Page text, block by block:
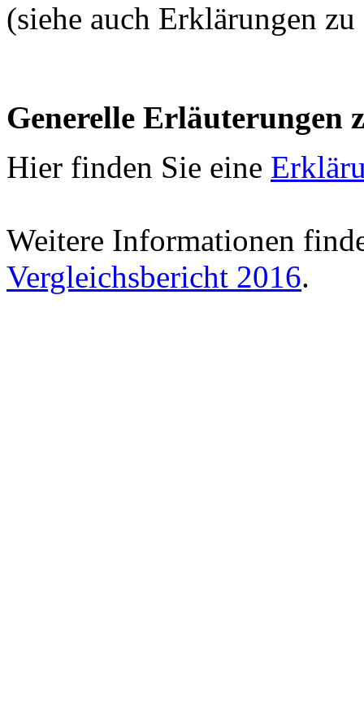
(siehe auch Erklärungen
Generelle Erläuterungen
Hier finden Sie eine
Weitere Informationen
Vergleichsbericht 2016.